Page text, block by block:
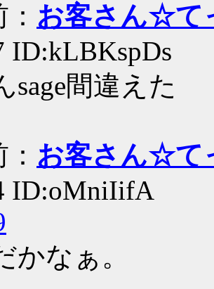
お客さん☆て
ID:kLBKspDs
sage間違えた
お客さん☆て
ID:oMniIifA
かなぁ。